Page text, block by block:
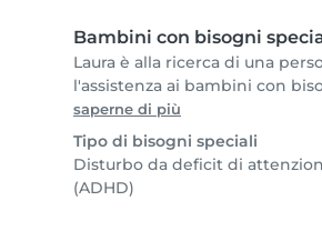
Bambini con bisogni
Laura è alla ricerca di una
l'assistenza ai bambini con
saperne di più
Tipo di bisogni speciali
Disturbo da deficit di
(ADHD)